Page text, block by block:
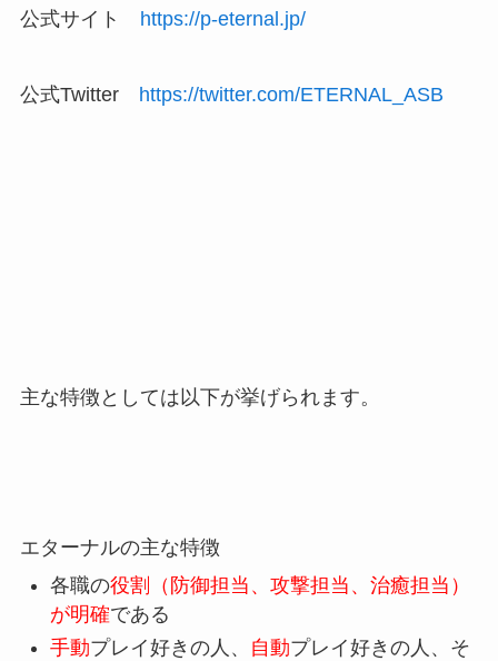
公式サイト https://p-eternal.jp/
公式Twitter https://twitter.com/ETERNAL_ASB
主な特徴としては以下が挙げられます。
エターナルの主な特徴
各職の役割（防御担当、攻撃担当、治癒担当）
が明確である
手動プレイ好きの人、 自動プレイ好きの人、そ